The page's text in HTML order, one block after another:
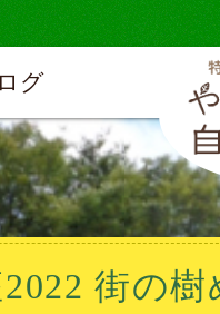
グ
2022 街の